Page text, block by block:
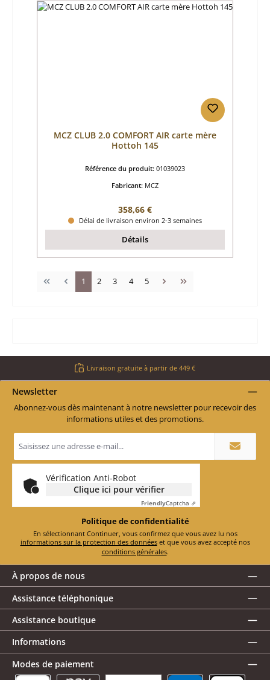
MCZ CLUB 2.0 COMFORT AIR carte mère
Hottoh 145
Référence du produit: 01039023
Fabricant: MCZ
Prix régulier :
358,66 €
Délai de livraison environ 2-3 semaines
Détails
Page
1 Page
2 Page
3 Page
4 Page
5
Livraison gratuite à partir de 449 €
Newsletter
Abonnez-vous dès maintenant à notre newsletter pour recevoir des
informations utiles et des promotions.
e-
*
Vérification Anti-Robot
Clique ici pour vérifier
FriendlyCaptcha ⇗
Politique de confidentialité
En sélectionnant Continuer, vous confirmez que vous avez lu nos
informations sur la protection des données
et que vous avez accepté nos
conditions générales.
À propos de nous
Assistance téléphonique
Assistance boutique
Informations
Modes de paiement